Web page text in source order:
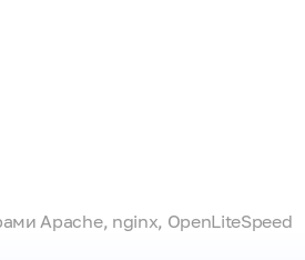
Apache, nginx, OpenLiteSpeed